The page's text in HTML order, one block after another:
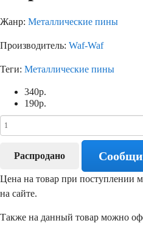
Жанр: Металлические пины
Производитель: Waf-Waf
Теги: Металлические пины
340р.
190р.
Распродано
Цена на товар при поступлении
на сайте.
Также на данный товар можно